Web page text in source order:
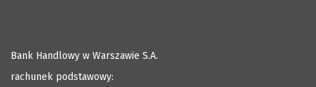
Bank Handlowy w Warszawie S.A.
rachunek podstawowy: